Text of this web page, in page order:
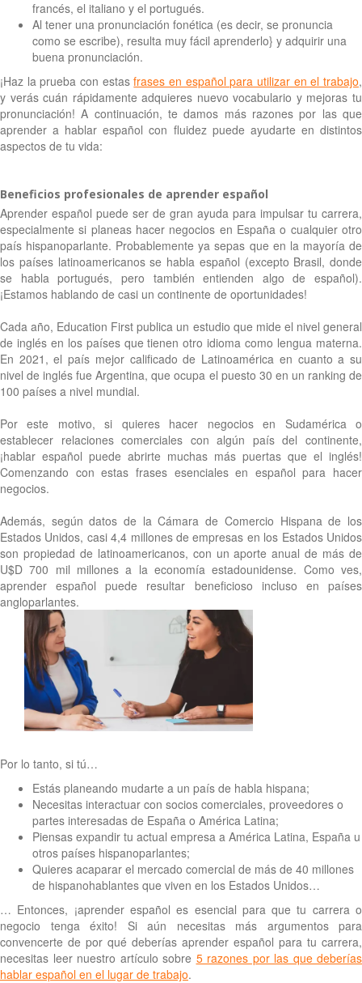
francés, el italiano y el portugués.
Al tener una pronunciación fonética (es decir, se pronuncia
como se escribe), resulta muy fácil aprenderlo} y adquirir una
buena pronunciación.
¡Haz la prueba con estasfrases en español para utilizar en el trabajo,
y verás cuán rápidamente adquieres nuevo vocabulario y mejoras tu
pronunciación! A continuación, te damos más razones por las que
aprender a hablar español con fluidez puede ayudarte en distintos
aspectos de tu vida:
Beneficios profesionales de aprender español
Aprender español puede ser de gran ayuda para impulsar tu carrera,
especialmente si planeas hacer negocios en España o cualquier otro
país hispanoparlante. Probablemente ya sepas que en la mayoría de
los países latinoamericanos se habla español (excepto Brasil, donde
se habla portugués, pero también entienden algo de español).
¡Estamos hablando de casi un continente de oportunidades!
Cada año, Education First publica un estudio que mide el nivel general
de inglés en los países que tienen otro idioma como lengua materna.
En 2021, el país mejor calificado de Latinoamérica en cuanto a su
nivel de inglés fue Argentina, que ocupa el puesto 30 en un ranking de
100 países a nivel mundial.
Por este motivo, si quieres hacer negocios en Sudamérica o
establecer relaciones comerciales con algún país del continente,
¡hablar español puede abrirte muchas más puertas que el inglés!
Comenzando con estas frases esenciales en español para hacer
negocios.
Además, según datos de la Cámara de Comercio Hispana de los
Estados Unidos, casi 4,4 millones de empresas en los Estados Unidos
son propiedad de latinoamericanos, con un aporte anual de más de
U$D 700 mil millones a la economía estadounidense. Como ves,
aprender español puede resultar beneficioso incluso en países
angloparlantes.
Por lo tanto, si tú…
Estás planeando mudarte a un país de habla hispana;
Necesitas interactuar con socios comerciales, proveedores o
partes interesadas de España o América Latina;
Piensas expandir tu actual empresa a América Latina, España u
otros países hispanoparlantes;
Quieres acaparar el mercado comercial de más de 40 millones
de hispanohablantes que viven en los Estados Unidos…
… Entonces, ¡aprender español es esencial para que tu carrera o
negocio tenga éxito! Si aún necesitas más argumentos para
convencerte de por qué deberías aprender español para tu carrera,
necesitas leer nuestro artículo sobre 5 razones por las que deberías
hablar español en el lugar de trabajo.